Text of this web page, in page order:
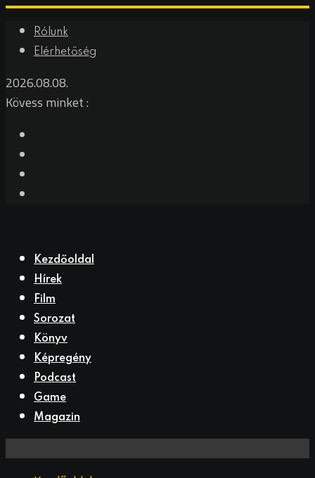
Rólunk
Elérhetőség
2026.08.08.
Kövess minket :
Kezdőoldal
Hírek
Film
Sorozat
Könyv
Képregény
Podcast
Game
Magazin